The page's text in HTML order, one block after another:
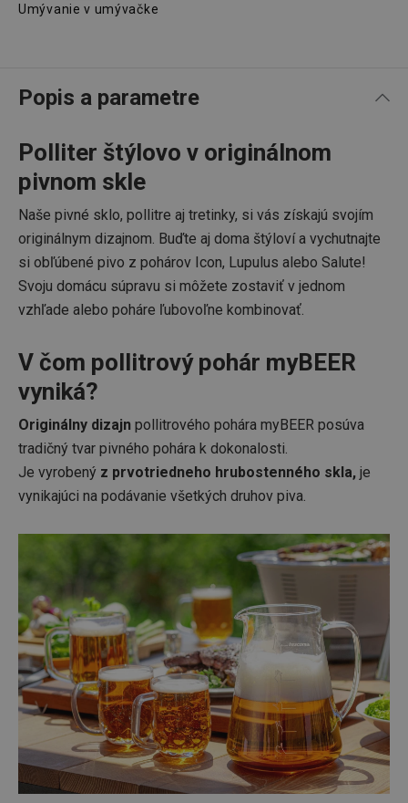
Umývanie v umývačke
Popis a parametre
Polliter štýlovo v originálnom
pivnom skle
Naše pivné sklo, pollitre aj tretinky, si vás získajú svojím
originálnym dizajnom. Buďte aj doma štýloví a vychutnajte
si obľúbené pivo z pohárov Icon, Lupulus alebo Salute!
Svoju domácu súpravu si môžete zostaviť v jednom
vzhľade alebo poháre ľubovoľne kombinovať.
V čom pollitrový pohár myBEER
vyniká?
Originálny dizajn pollitrového pohára myBEER posúva
tradičný tvar pivného pohára k dokonalosti.
Je vyrobený z prvotriedneho hrubostenného skla, je
vynikajúci na podávanie všetkých druhov piva.